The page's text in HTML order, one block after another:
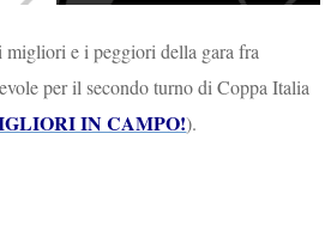
e i peggiori della gara fra
per il secondo turno di Coppa Italia
IN CAMPO!).